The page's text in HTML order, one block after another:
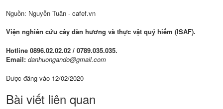
Nguồn: Nguyễn Tuân - cafef.vn
Viện nghiên cứu cây đàn hương và thực vật quý hiếm (ISAF).
Hotline 0896.02.02.02 / 0789.035.035.
Email: danhuongando@gmail.com
Được đăng vào 12/02/2020
Bài viết liên quan